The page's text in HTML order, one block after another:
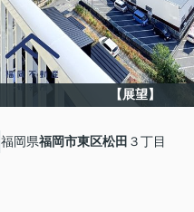
【展望】
福岡県福岡市東区松田 ３丁目